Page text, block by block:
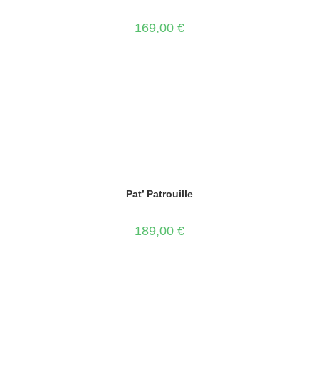
169,00 €
Pat’ Patrouille
189,00 €